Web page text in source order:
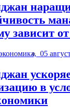
зависит
05
в